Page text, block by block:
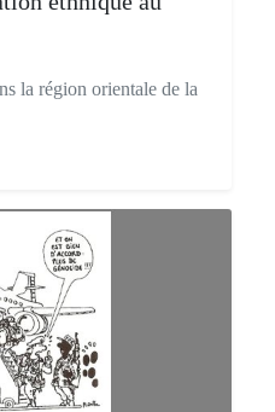
la région orientale de la